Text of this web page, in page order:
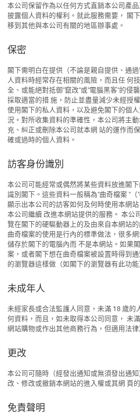
本公司保留作為以任何方式直銷本公司產
披露個人資料的權利。就此服務需要， 閣
移到其他與本公司有關的地區辦事處。
保密
閣下需明白在提供（不論是親自提供、通
人資料時經常存在相關的風險，而且任 何
全、或能絕對抵御"竄改"或"電腦黑客"的侵
採取適當的措 施，防止並盡量減少未經授
使用閣下的私人資料，以及避免閣下的個
況。對所收集資料的準確性，本公司將主
充、糾正或刪除本公司就本網 站的運作而
確或過時的個人資料。
訪客身份識別
本公司可能經常或偶然將某些資料放進閣
識別閣下。這些資料一般稱為"曲奇檔案 "
顯示出本公司的訪客如何及何時使用本網
本公司繼續 改進本網站提供的服務。 本公
覽在閣下的硬驅動器上的及由來自本網站
曲奇檔案的使用是行內的標準做法，很多
儲存於閣下的電腦內而 不是本網站。如果
案，或者閣下想在曲奇檔案被設置時得到
的瀏覽器這樣做（如閣下的瀏覽器有此功能
未成年人
未經家長或合法監護人同意，未滿 18 歲的
何資料，而且，如未取得本公司同意， 未
網站購物或作出其他商務行為，但適用法律
更改
本公司可隨時（經發出通知或無須發出通
改、修改或撤銷本網站的進入權或其網 頁
免責聲明